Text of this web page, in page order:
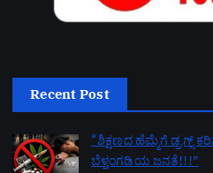
Recent Post
“ಶಿಕ್ಷಣದ ಹೆಮ್ಮೆಗೆ ಡ್ರಗ್ಸ್
ಬೆಳ್ತಂಗಡಿಯ ಜನತೆ!!!”